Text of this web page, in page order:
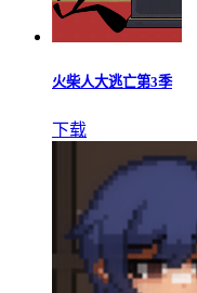
火柴人大逃亡第3季
下载